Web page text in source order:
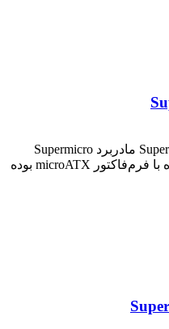
توضیحات مادربرد Supermicro X11SPM-F مادربرد Supermicro
X11SPM-F یک برد حرفه‌ای و فشرده با فرم‌فاکتور microATX بوده